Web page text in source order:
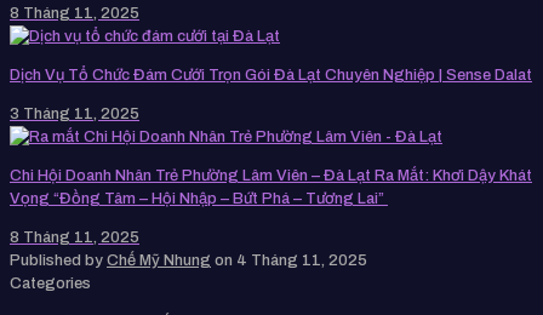
8 Tháng 11, 2025
Dịch Vụ Tổ Chức Đám Cưới Trọn Gói Đà Lạt Chuyên Nghiệp | Sense Dalat
3 Tháng 11, 2025
Chi Hội Doanh Nhân Trẻ Phường Lâm Viên – Đà Lạt Ra Mắt: Khơi Dậy Khát
Vọng “Đồng Tâm – Hội Nhập – Bứt Phá – Tương Lai”
8 Tháng 11, 2025
Published by Chế Mỹ Nhung on 4 Tháng 11, 2025
Categories